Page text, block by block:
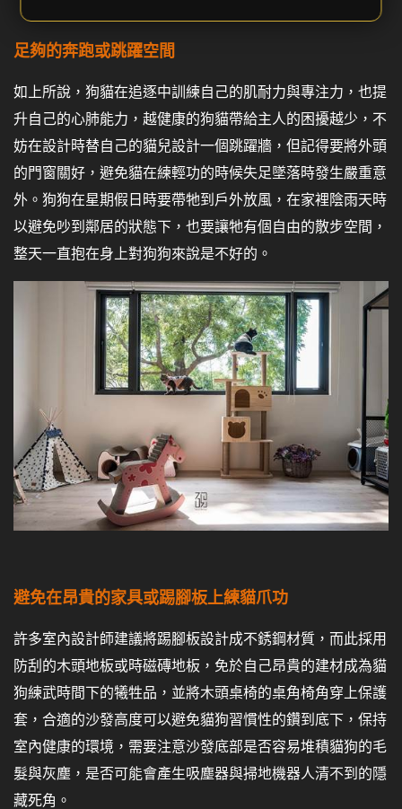
足夠的奔跑或跳躍空間
如上所說，狗貓在追逐中訓練自己的肌耐力與專注力，也提
升自己的心肺能力，越健康的狗貓帶給主人的困擾越少，不
妨在設計時替自己的貓兒設計一個跳躍牆，但記得要將外頭
的門窗關好，避免貓在練輕功的時候失足墜落時發生嚴重意
外。狗狗在星期假日時要帶牠到戶外放風，在家裡陰雨天時
以避免吵到鄰居的狀態下，也要讓牠有個自由的散步空間，
整天一直抱在身上對狗狗來說是不好的。
避免在昂貴的家具或踢腳板上練貓爪功
許多室內設計師建議將踢腳板設計成不銹鋼材質，而此採用
防刮的木頭地板或時磁磚地板，免於自己昂貴的建材成為貓
狗練武時間下的犧牲品，並將木頭桌椅的桌角椅角穿上保護
套，合適的沙發高度可以避免貓狗習慣性的鑽到底下，保持
室內健康的環境，需要注意沙發底部是否容易堆積貓狗的毛
髮與灰塵，是否可能會產生吸塵器與掃地機器人清不到的隱
藏死角。